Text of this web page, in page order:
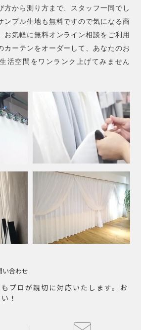
方から測り方まで、スタッフ一同でし
ンプル生地も無料ですので気になる商
お気軽に無料オンライン相談をご利用
カーテンをオーダーして、あなたのお
活空間をワンランク上げてみません
い合わせ
プロが親切に対応いたします。お
！